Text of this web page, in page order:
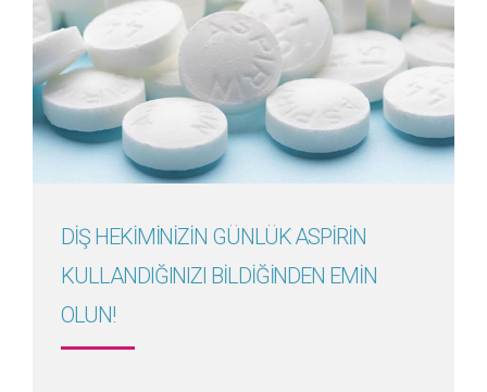
Detayını Gör
DİŞ HEKİMİNİZİN GÜNLÜK ASPİRİN
KULLANDIĞINIZI BİLDİĞİNDEN EMİN
OLUN!